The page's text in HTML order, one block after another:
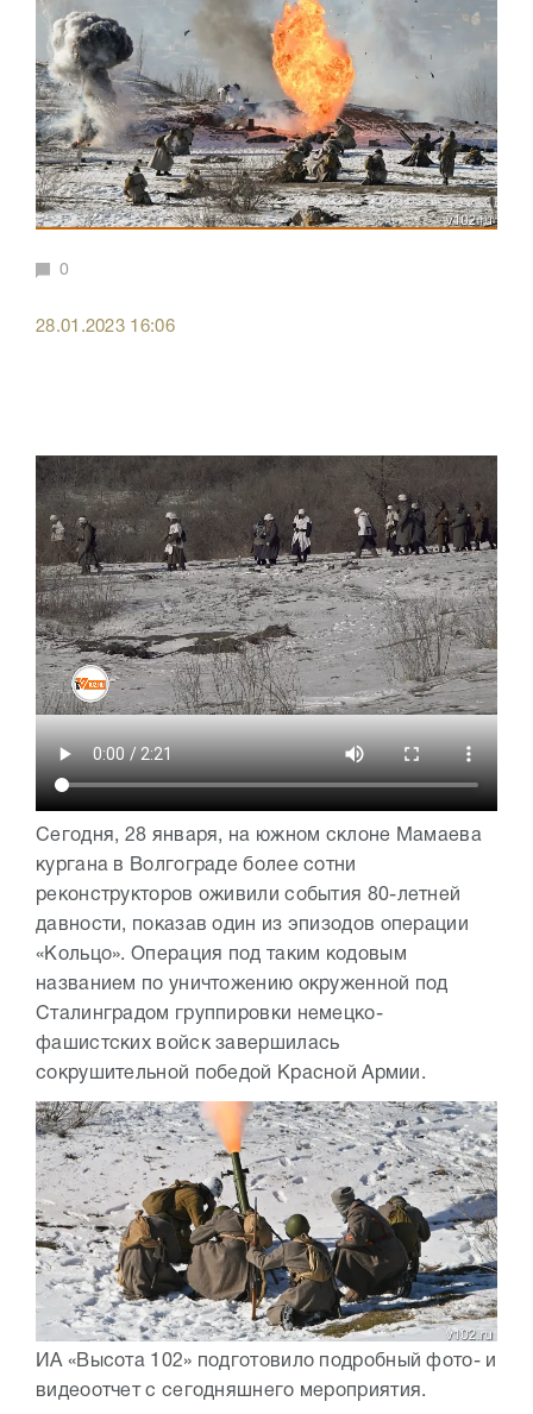
0
28.01.2023 16:06
Сегодня, 28 января, на южном склоне Мамаева
кургана в Волгограде более сотни
реконструкторов оживили события 80-летней
давности, показав один из эпизодов операции
«Кольцо». Операция под таким кодовым
названием по уничтожению окруженной под
Сталинградом группировки немецко-
фашистских войск завершилась
сокрушительной победой Красной Армии.
ИА «Высота 102» подготовило подробный фото- и
видеоотчет с сегодняшнего мероприятия.